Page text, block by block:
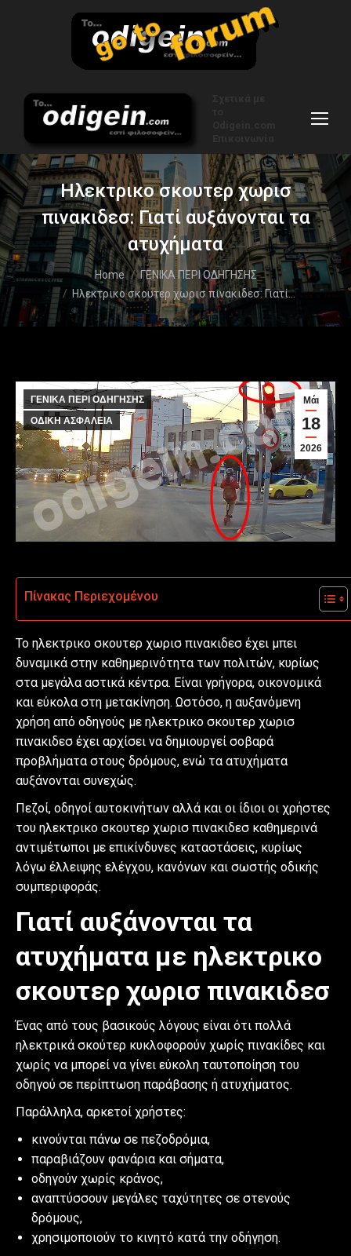
Ηλεκτρικο σκουτερ χωρισ
πινακιδεσ: Γιατί αυξάνονται τα
ατυχήματα
You are here: Home
ΓΕΝΙΚΑ ΠΕΡΙ ΟΔΗΓΗΣΗΣ
Ηλεκτρικο σκουτερ χωρισ πινακιδεσ: Γιατί…
Μάι
18
2026
ΓΕΝΙΚΑ ΠΕΡΙ ΟΔΗΓΗΣΗΣ
ΟΔΙΚΗ ΑΣΦΑΛΕΙΑ
Πίνακας Περιεχομένου
Το ηλεκτρικο σκουτερ χωρισ πινακιδεσ έχει μπει
δυναμικά στην καθημερινότητα των πολιτών, κυρίως
στα μεγάλα αστικά κέντρα. Είναι γρήγορα, οικονομικά
και εύκολα στη μετακίνηση. Ωστόσο, η αυξανόμενη
χρήση από οδηγούς με ηλεκτρικο σκουτερ χωρισ
πινακιδεσ έχει αρχίσει να δημιουργεί σοβαρά
προβλήματα στους δρόμους, ενώ τα ατυχήματα
αυξάνονται συνεχώς.
Πεζοί, οδηγοί αυτοκινήτων αλλά και οι ίδιοι οι χρήστες
του ηλεκτρικο σκουτερ χωρισ πινακιδεσ καθημερινά
αντιμέτωποι με επικίνδυνες καταστάσεις, κυρίως
λόγω έλλειψης ελέγχου, κανόνων και σωστής οδικής
συμπεριφοράς.
Γιατί αυξάνονται τα
ατυχήματα με ηλεκτρικο
σκουτερ χωρισ πινακιδεσ
Ένας από τους βασικούς λόγους είναι ότι πολλά
ηλεκτρικά σκούτερ κυκλοφορούν χωρίς πινακίδες και
χωρίς να μπορεί να γίνει εύκολη ταυτοποίηση του
οδηγού σε περίπτωση παράβασης ή ατυχήματος.
Παράλληλα, αρκετοί χρήστες:
κινούνται πάνω σε πεζοδρόμια,
παραβιάζουν φανάρια και σήματα,
οδηγούν χωρίς κράνος,
αναπτύσσουν μεγάλες ταχύτητες σε στενούς
δρόμους,
χρησιμοποιούν το κινητό κατά την οδήγηση.